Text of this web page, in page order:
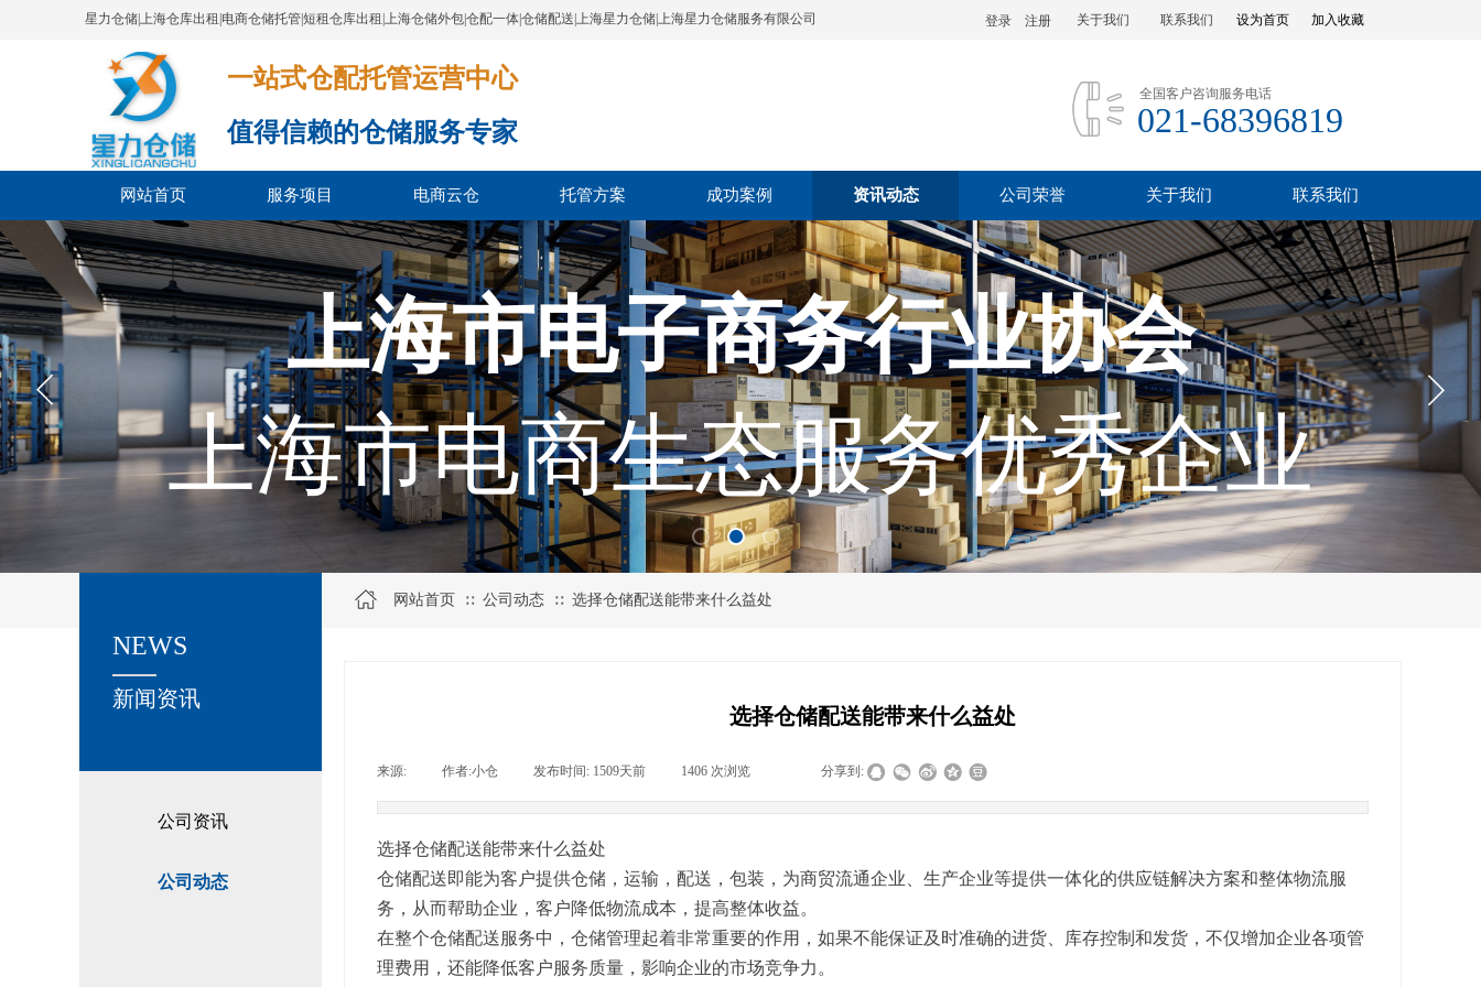
星力仓储|上海仓库出租|电商仓储托管|短租仓库出租|上海仓储外包|仓配一体|仓储配送|上海星力仓储|上海星力仓储服务有限公司 设为首页 加入收藏
登录 注册 联系我们
关于我们
一站式仓配托管运营中心​​​​​​​​​​​​​​​​​
值得信赖的仓储服务专家
全国客户咨询服务电话
021-68396819
网站首页 服务项目 电商云仓 托管方案 成功案例 资讯动态 公司荣誉 关于我们 联系我们
上海市电子商务行业协会
上海市电商生态服务优秀企业
公司资讯
公司动态
关于我们
新闻资讯
NEWS
网站首页 ∷ 公司动态 ∷ 选择仓储配送能带来什么益处
选择仓储配送能带来什么益处
来源: 作者:小仓 发布时间: 1509天前 1406 次浏览 分享到:
选择仓储配送能带来什么益处
仓储配送即能为客户提供仓储，运输，配送，包装，为商贸流通企业、生产企业等提供一体化的供应链解决方案和整体物流服
务，从而帮助企业，客户降低物流成本，提高整体收益。
在整个仓储配送服务中，仓储管理起着非常重要的作用，如果不能保证及时准确的进货、库存控制和发货，不仅增加企业各项管
理费用，还能降低客户服务质量，影响企业的市场竞争力。